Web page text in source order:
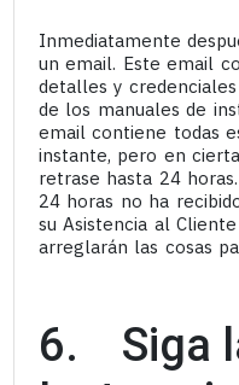
Inmediatamente
un email. Este email
detalles y
de los manuales de
email contiene todas
instante, pero en
retrase hasta 24
24 horas no ha
su Asistencia al
arreglarán las cosas
6. Siga